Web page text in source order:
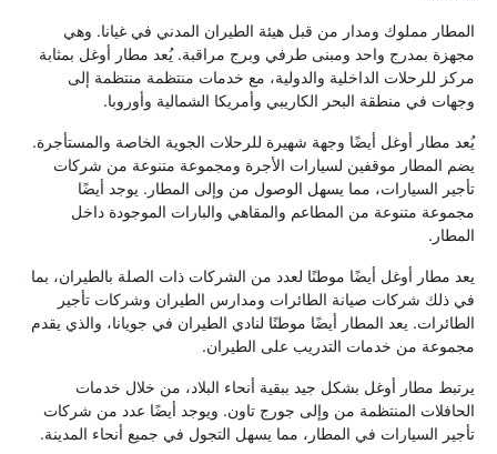
المطار مملوك ومدار من قبل هيئة الطيران المدني في غيانا. وهي
مجهزة بمدرج واحد ومبنى طرفي وبرج مراقبة. يُعد مطار أوغل بمثابة
مركز للرحلات الداخلية والدولية، مع خدمات منتظمة منتظمة إلى
وجهات في منطقة البحر الكاريبي وأمريكا الشمالية وأوروبا.
يُعد مطار أوغل أيضًا وجهة شهيرة للرحلات الجوية الخاصة والمستأجرة.
يضم المطار موقفين لسيارات الأجرة ومجموعة متنوعة من شركات
تأجير السيارات، مما يسهل الوصول من وإلى المطار. يوجد أيضًا
مجموعة متنوعة من المطاعم والمقاهي والبارات الموجودة داخل
المطار.
يعد مطار أوغل أيضًا موطنًا لعدد من الشركات ذات الصلة بالطيران، بما
في ذلك شركات صيانة الطائرات ومدارس الطيران وشركات تأجير
الطائرات. يعد المطار أيضًا موطنًا لنادي الطيران في جويانا، والذي يقدم
مجموعة من خدمات التدريب على الطيران.
يرتبط مطار أوغل بشكل جيد ببقية أنحاء البلاد، من خلال خدمات
الحافلات المنتظمة من وإلى جورج تاون. ويوجد أيضًا عدد من شركات
تأجير السيارات في المطار، مما يسهل التجول في جميع أنحاء المدينة.